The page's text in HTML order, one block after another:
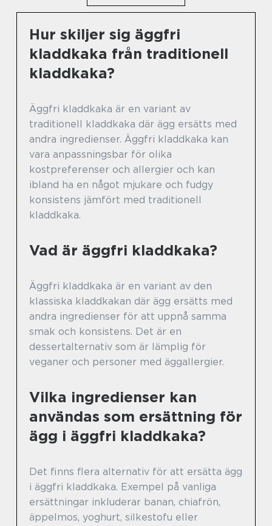
Hur skiljer sig äggfri
kladdkaka från traditionell
kladdkaka?
Äggfri kladdkaka är en variant av
traditionell kladdkaka där ägg ersätts med
andra ingredienser. Äggfri kladdkaka kan
vara anpassningsbar för olika
kostpreferenser och allergier och kan
ibland ha en något mjukare och fudgy
konsistens jämfört med traditionell
kladdkaka.
Vad är äggfri kladdkaka?
Äggfri kladdkaka är en variant av den
klassiska kladdkakan där ägg ersätts med
andra ingredienser för att uppnå samma
smak och konsistens. Det är en
dessertalternativ som är lämplig för
veganer och personer med äggallergier.
Vilka ingredienser kan
användas som ersättning för
ägg i äggfri kladdkaka?
Det finns flera alternativ för att ersätta ägg
i äggfri kladdkaka. Exempel på vanliga
ersättningar inkluderar banan, chiafrön,
äppelmos, yoghurt, silkestofu eller